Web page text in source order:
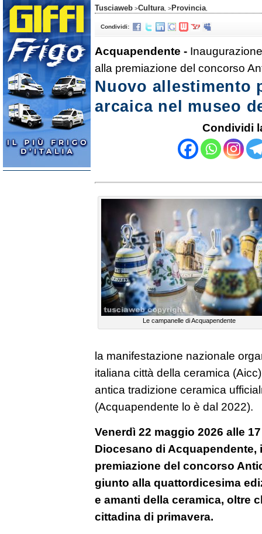
Tusciaweb >Cultura , >Provincia
Condividi:
Acquapendente -
alla premiazione del concorso
Nuovo allestimento
arcaica nel museo
Condividi
Le campanelle di Acquapendente
la manifestazione nazionale
italiana città della ceramica
antica tradizione ceramica
(Acquapendente lo è dal 2022).
Venerdì 22 maggio 2026 alle
Diocesano di Acquapendente,
premiazione del concorso
giunto alla quattordicesima
e amanti della ceramica, oltre
cittadina di primavera.